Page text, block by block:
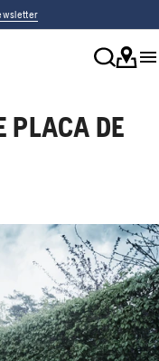
PLACA DE